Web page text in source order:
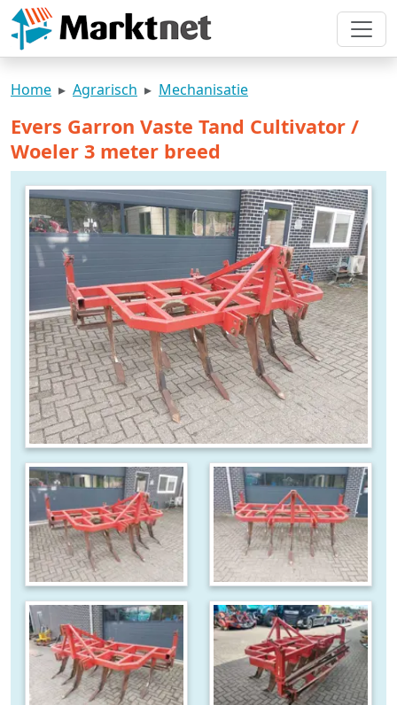
Home Agrarisch Mechanisatie
Evers Garron Vaste Tand Cultivator /
Woeler 3 meter breed